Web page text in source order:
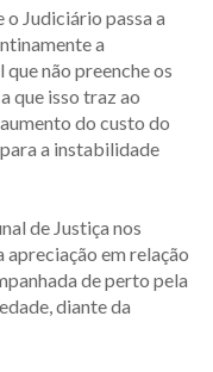
Judiciário passa a
a
não preenche os
que isso traz ao
do custo do
a instabilidade
de Justiça nos
apreciação em relação
de perto pela
diante da